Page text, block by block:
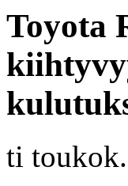
Toyota
ti